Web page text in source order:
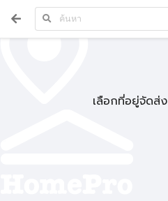
เลือกที่อยู่จัดส่ง